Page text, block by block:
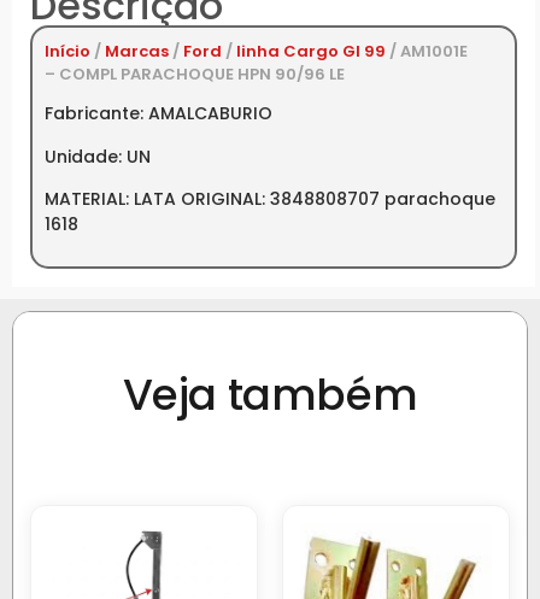
Início / Marcas / Ford / linha Cargo GI 99 / AM1001E
– COMPL PARACHOQUE HPN 90/96 LE
Fabricante: AMALCABURIO
Unidade: UN
MATERIAL: LATA ORIGINAL: 3848808707 parachoque
1618
Veja também